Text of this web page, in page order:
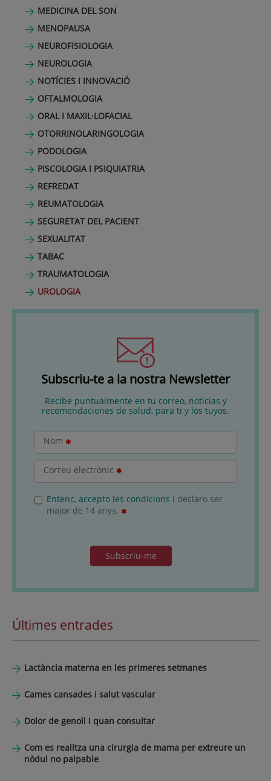
MEDICINA DEL SON
MENOPAUSA
NEUROFISIOLOGIA
NEUROLOGIA
NOTÍCIES I INNOVACIÓ
OFTALMOLOGIA
ORAL I MAXIL·LOFACIAL
OTORRINOLARINGOLOGIA
PODOLOGIA
PISCOLOGIA I PSIQUIATRIA
REFREDAT
REUMATOLOGIA
SEGURETAT DEL PACIENT
SEXUALITAT
TABAC
TRAUMATOLOGIA
UROLOGIA
Subscriu-te a la nostra Newsletter
Recibe puntualmente en tu correo, noticias y
recomendaciones de salud, para ti y los tuyos.
Nom
Correu electrònic
Entenc, accepto les condicions i declaro ser
major de 14 anys.
Subscriu-me
Últimes entrades
Lactància materna en les primeres setmanes
Cames cansades i salut vascular
Dolor de genoll i quan consultar
Com es realitza una cirurgia de mama per extreure un
nòdul no palpable